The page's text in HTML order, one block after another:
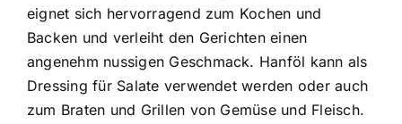
eignet sich hervorragend zum Kochen und
Backen und verleiht den Gerichten einen
angenehm nussigen Geschmack. Hanföl kann als
Dressing für Salate verwendet werden oder auch
zum Braten und Grillen von Gemüse und Fleisch.